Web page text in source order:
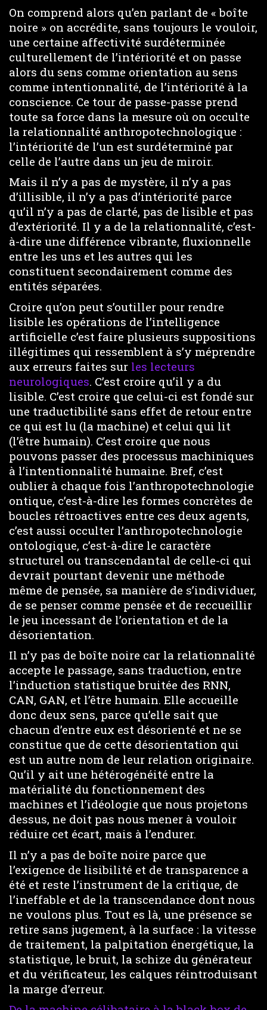
On comprend alors qu’en parlant de « boîte
noire » on accrédite, sans toujours le vouloir,
une certaine affectivité surdéterminée
culturellement de l’intériorité et on passe
alors du sens comme orientation au sens
comme intentionnalité, de l’intériorité à la
conscience. Ce tour de passe-passe prend
toute sa force dans la mesure où on occulte
la relationnalité anthropotechnologique :
l’intériorité de l’un est surdéterminé par
celle de l’autre dans un jeu de miroir.
Mais il n’y a pas de mystère, il n’y a pas
d’illisible, il n’y a pas d’intériorité parce
qu’il n’y a pas de clarté, pas de lisible et pas
d’extériorité. Il y a de la relationnalité, c’est-
à-dire une différence vibrante, fluxionnelle
entre les uns et les autres qui les
constituent secondairement comme des
entités séparées.
Croire qu’on peut s’outiller pour rendre
lisible les opérations de l’intelligence
artificielle c’est faire plusieurs suppositions
illégitimes qui ressemblent à s’y méprendre
aux erreurs faites sur les lecteurs
neurologiques. C’est croire qu’il y a du
lisible. C’est croire que celui-ci est fondé sur
une traductibilité sans effet de retour entre
ce qui est lu (la machine) et celui qui lit
(l’être humain). C’est croire que nous
pouvons passer des processus machiniques
à l’intentionnalité humaine. Bref, c’est
oublier à chaque fois l’anthropotechnologie
ontique, c’est-à-dire les formes concrètes de
boucles rétroactives entre ces deux agents,
c’est aussi occulter l’anthropotechnologie
ontologique, c’est-à-dire le caractère
structurel ou transcendantal de celle-ci qui
devrait pourtant devenir une méthode
même de pensée, sa manière de s’individuer,
de se penser comme pensée et de reccueillir
le jeu incessant de l’orientation et de la
désorientation.
Il n’y pas de boîte noire car la relationnalité
accepte le passage, sans traduction, entre
l’induction statistique bruitée des RNN,
CAN, GAN, et l’être humain. Elle accueille
donc deux sens, parce qu’elle sait que
chacun d’entre eux est désorienté et ne se
constitue que de cette désorientation qui
est un autre nom de leur relation originaire.
Qu’il y ait une hétérogénéité entre la
matérialité du fonctionnement des
machines et l’idéologie que nous projetons
dessus, ne doit pas nous mener à vouloir
réduire cet écart, mais à l’endurer.
Il n’y a pas de boîte noire parce que
l’exigence de lisibilité et de transparence a
été et reste l’instrument de la critique, de
l’ineffable et de la transcendance dont nous
ne voulons plus. Tout es là, une présence se
retire sans jugement, à la surface : la vitesse
de traitement, la palpitation énergétique, la
statistique, le bruit, la schize du générateur
et du vérificateur, les calques réintroduisant
la marge d’erreur.